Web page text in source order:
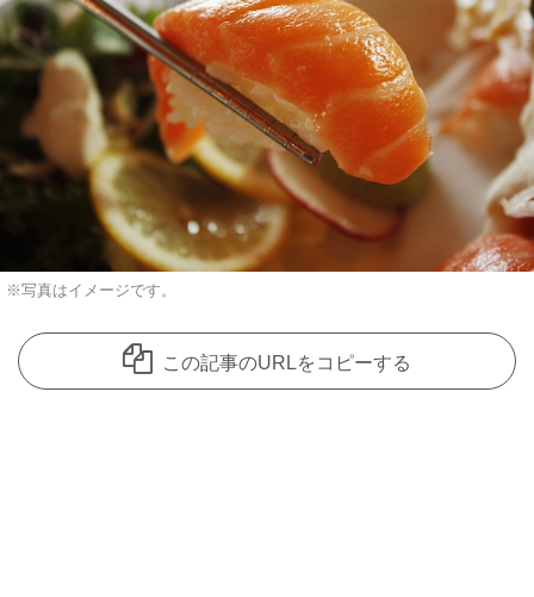
※写真はイメージです。
この記事のURLをコピーする